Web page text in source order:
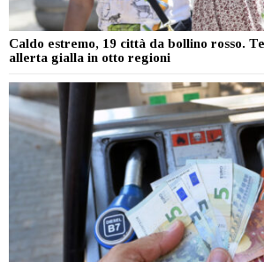
Caldo estremo, 19 città da bollino rosso.
allerta gialla in otto regioni